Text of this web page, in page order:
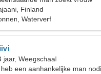
Finland
Waterverf
jaar, Weegschaal
heb een aanhankelijke man